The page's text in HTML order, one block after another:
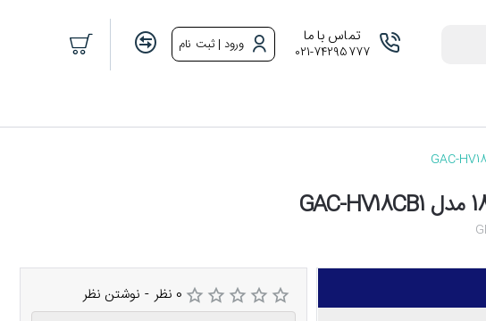
تماس با ما
021-74295777 ورود | ثبت نام
0 نظر - نوشتن نظر